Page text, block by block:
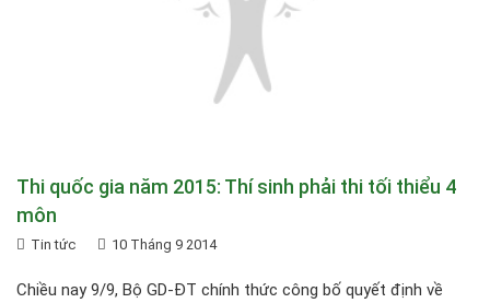
Thi quốc gia năm 2015: Thí sinh phải thi tối thiểu 4
môn
Tin tức 10 Tháng 9 2014
Chiều nay 9/9, Bộ GD-ĐT chính thức công bố quyết định về